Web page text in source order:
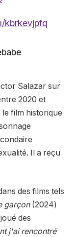
kbrkevjpfq
Salazar sur
2020 et
le film historique
Il a reçu
des films tels
garçon(2024)
des
j'ai rencontré